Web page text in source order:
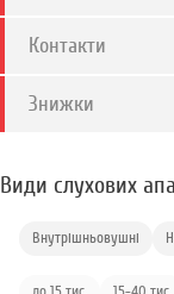
Контакти
Знижки
Види слухових
Внутрішньовушні